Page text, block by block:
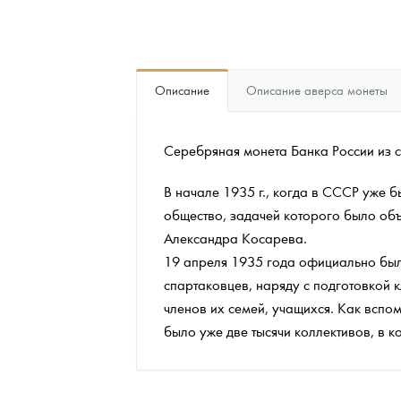
Монеты и жетоны из недрагоценных металлов
Книги по нумизматике
Описание Описание аверса монеты
Серебряная монета Банка России из
В начале 1935 г., когда в СССР уже
общество, задачей которого было
Александра Косарева.
19 апреля 1935 года официально
спартаковцев, наряду с
членов их семей, учащихся. Как
было уже две тысячи коллективов, в